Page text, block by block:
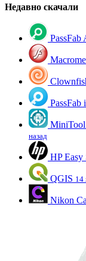
Недавно скачали
PassFab
назад
HP Easy
QGIS 14
Nikon